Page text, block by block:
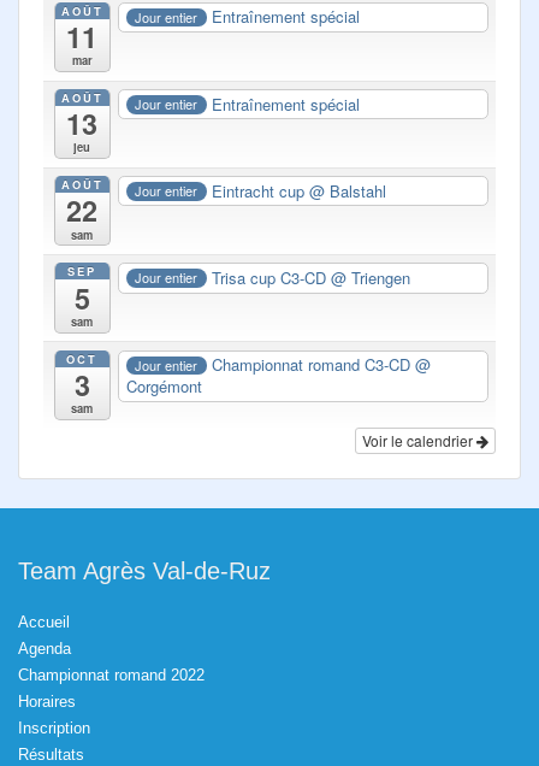
AOÛT
11
mar
Jour entier Entraînement spécial
AOÛT
13
jeu
Jour entier Entraînement spécial
AOÛT
22
sam
Jour entier Eintracht cup@ Balstahl
SEP
5
sam
Jour entier Trisa cup C3-CD@ Triengen
OCT
3
sam
Jour entier Championnat romand C3-CD@
Corgémont
Voir le calendrier
Team Agrès Val-de-Ruz
Accueil
Agenda
Championnat romand 2022
Horaires
Inscription
Résultats